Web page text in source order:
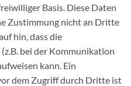
Basis. Diese Daten
Zustimmung nicht an Dritte
hin, dass die
bei der Kommunikation
kann. Ein
dem Zugriff durch Dritte ist